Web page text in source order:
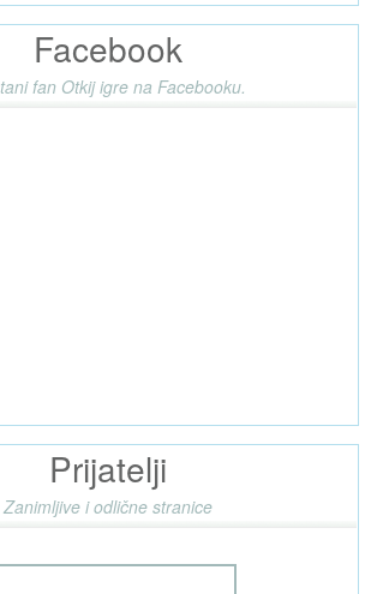
Facebook
fan Otkij igre na Facebooku.
Prijatelji
Zanimljive i odlične stranice